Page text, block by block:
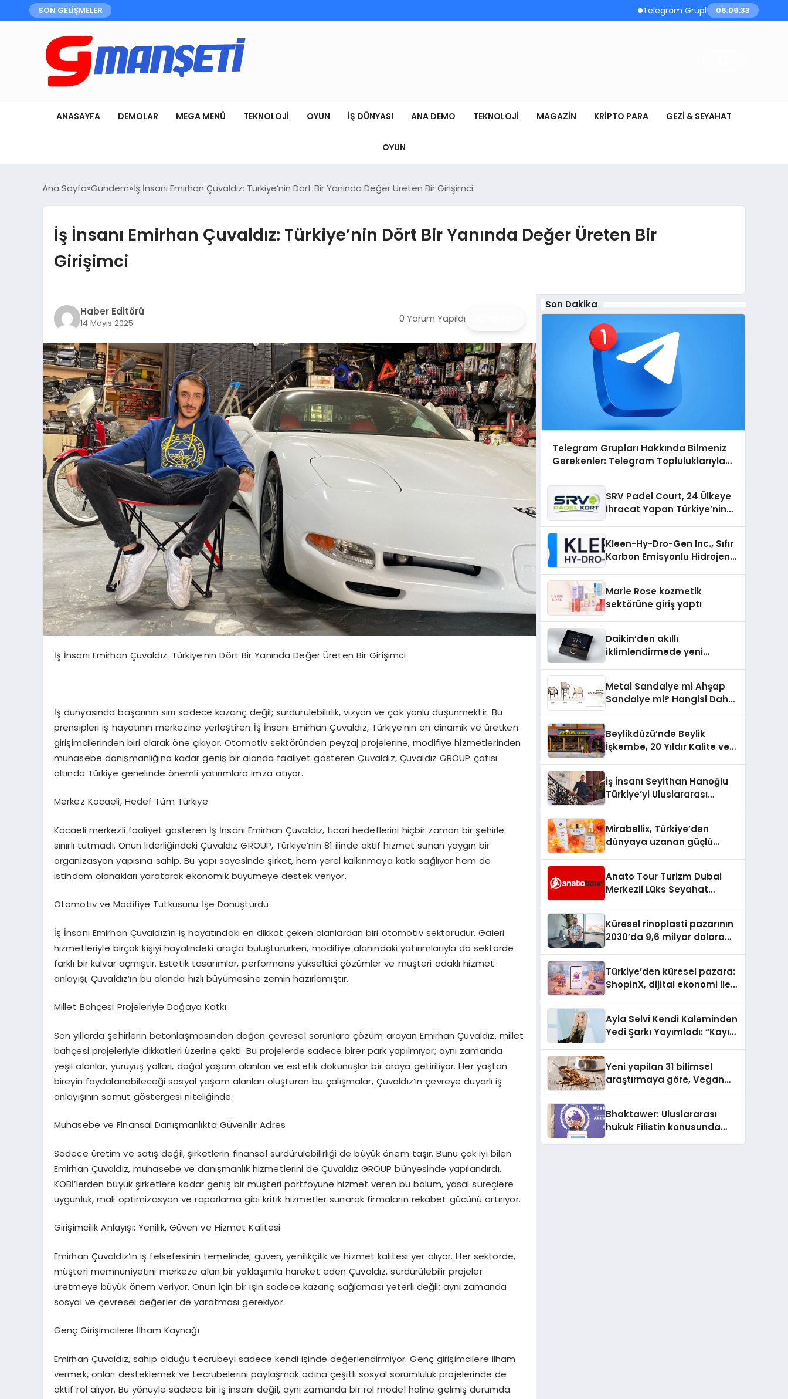
SON GELİŞMELER Telegram Grupları Hakkında Bilmeniz
06:09:34
ANASAYFA DEMOLAR MEGA MENÜ TEKNOLOJI OYUN İŞ DÜNYASI ANA DEMO TEKNOLOJI MAGAZIN KRIPTO PARA GEZI & SEYAHAT
OYUN
Ana Sayfa Gündem İş İnsanı Emirhan Çuvaldız: Türkiye’nin Dört Bir Yanında Değer Üreten Bir Girişimci
İş İnsanı Emirhan Çuvaldız: Türkiye’nin Dört Bir Yanında Değer Üreten Bir
Girişimci
Haber Editörü
14 Mayıs 2025 0 Yorum Yapıldı
İş İnsanı Emirhan Çuvaldız: Türkiye’nin Dört Bir Yanında Değer Üreten Bir Girişimci
İş dünyasında başarının sırrı sadece kazanç değil; sürdürülebilirlik, vizyon ve çok yönlü düşünmektir. Bu
prensipleri iş hayatının merkezine yerleştiren İş İnsanı Emirhan Çuvaldız, Türkiye’nin en dinamik ve üretken
girişimcilerinden biri olarak öne çıkıyor. Otomotiv sektöründen peyzaj projelerine, modifiye hizmetlerinden
muhasebe danışmanlığına kadar geniş bir alanda faaliyet gösteren Çuvaldız, Çuvaldız GROUP çatısı
altında Türkiye genelinde önemli yatırımlara imza atıyor.
Merkez Kocaeli, Hedef Tüm Türkiye
Kocaeli merkezli faaliyet gösteren İş İnsanı Emirhan Çuvaldız, ticari hedeflerini hiçbir zaman bir şehirle
sınırlı tutmadı. Onun liderliğindeki Çuvaldız GROUP, Türkiye’nin 81 ilinde aktif hizmet sunan yaygın bir
organizasyon yapısına sahip. Bu yapı sayesinde şirket, hem yerel kalkınmaya katkı sağlıyor hem de
istihdam olanakları yaratarak ekonomik büyümeye destek veriyor.
Otomotiv ve Modifiye Tutkusunu İşe Dönüştürdü
İş İnsanı Emirhan Çuvaldız’ın iş hayatındaki en dikkat çeken alanlardan biri otomotiv sektörüdür. Galeri
hizmetleriyle birçok kişiyi hayalindeki araçla buluştururken, modifiye alanındaki yatırımlarıyla da sektörde
farklı bir kulvar açmıştır. Estetik tasarımlar, performans yükseltici çözümler ve müşteri odaklı hizmet
anlayışı, Çuvaldız’ın bu alanda hızlı büyümesine zemin hazırlamıştır.
Millet Bahçesi Projeleriyle Doğaya Katkı
Son yıllarda şehirlerin betonlaşmasından doğan çevresel sorunlara çözüm arayan Emirhan Çuvaldız, millet
bahçesi projeleriyle dikkatleri üzerine çekti. Bu projelerde sadece birer park yapılmıyor; aynı zamanda
yeşil alanlar, yürüyüş yolları, doğal yaşam alanları ve estetik dokunuşlar bir araya getiriliyor. Her yaştan
bireyin faydalanabileceği sosyal yaşam alanları oluşturan bu çalışmalar, Çuvaldız’ın çevreye duyarlı iş
anlayışının somut göstergesi niteliğinde.
Muhasebe ve Finansal Danışmanlıkta Güvenilir Adres
Sadece üretim ve satış değil, şirketlerin finansal sürdürülebilirliği de büyük önem taşır. Bunu çok iyi bilen
Emirhan Çuvaldız, muhasebe ve danışmanlık hizmetlerini de Çuvaldız GROUP bünyesinde yapılandırdı.
KOBİ’lerden büyük şirketlere kadar geniş bir müşteri portföyüne hizmet veren bu bölüm, yasal süreçlere
uygunluk, mali optimizasyon ve raporlama gibi kritik hizmetler sunarak firmaların rekabet gücünü artırıyor.
Girişimcilik Anlayışı: Yenilik, Güven ve Hizmet Kalitesi
Emirhan Çuvaldız’ın iş felsefesinin temelinde; güven, yenilikçilik ve hizmet kalitesi yer alıyor. Her sektörde,
müşteri memnuniyetini merkeze alan bir yaklaşımla hareket eden Çuvaldız, sürdürülebilir projeler
üretmeye büyük önem veriyor. Onun için bir işin sadece kazanç sağlaması yeterli değil; aynı zamanda
sosyal ve çevresel değerler de yaratması gerekiyor.
Genç Girişimcilere İlham Kaynağı
Emirhan Çuvaldız, sahip olduğu tecrübeyi sadece kendi işinde değerlendirmiyor. Genç girişimcilere ilham
vermek, onları desteklemek ve tecrübelerini paylaşmak adına çeşitli sosyal sorumluluk projelerinde de
aktif rol alıyor. Bu yönüyle sadece bir iş insanı değil, aynı zamanda bir rol model haline gelmiş durumda.
Son Dakika
Telegram Grupları Hakkında Bilmeniz
Gerekenler: Telegram Topluluklarıyla
SRV Padel Court, 24 Ülkeye
İhracat Yapan Türkiye’nin
Kleen-Hy-Dro-Gen Inc., Sıfır
Karbon Emisyonlu Hidrojen
Aldı
Marie Rose kozmetik
sektörüne giriş yaptı
Daikin’den akıllı
iklimlendirmede yeni
Metal Sandalye mi Ahşap
Sandalye mi? Hangisi Daha
Beylikdüzü’nde Beylik
İşkembe, 20 Yıldır Kalite ve
İş İnsanı Seyithan Hanoğlu
Türkiye’yi Uluslararası
Mirabellix, Türkiye’den
dünyaya uzanan güçlü
Anato Tour Turizm Dubai
Merkezli Lüks Seyahat
Küresel rinoplasti pazarının
2030’da 9,6 milyar dolara
Türkiye’den küresel pazara:
ShopinX, dijital ekonomi ile
Ayla Selvi Kendi Kaleminden
Yedi Şarkı Yayımladı: “Kayıp
Yeni yapilan 31 bilimsel
araştırmaya göre, Vegan
Sindirildiğini Ortaya Koydu
Bhaktawer: Uluslararası
hukuk Filistin konusunda